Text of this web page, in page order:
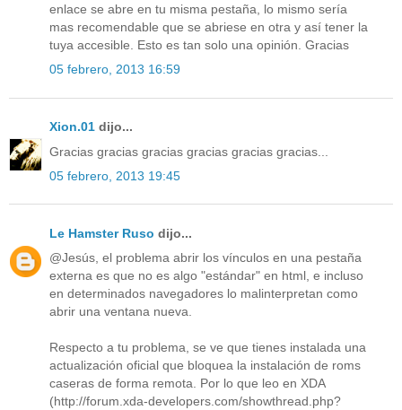
enlace se abre en tu misma pestaña, lo mismo sería
mas recomendable que se abriese en otra y así tener la
tuya accesible. Esto es tan solo una opinión. Gracias
05 febrero, 2013 16:59
Xion.01 dijo...
Gracias gracias gracias gracias gracias gracias...
05 febrero, 2013 19:45
Le Hamster Ruso dijo...
@Jesús, el problema abrir los vínculos en una pestaña
externa es que no es algo "estándar" en html, e incluso
en determinados navegadores lo malinterpretan como
abrir una ventana nueva.
Respecto a tu problema, se ve que tienes instalada una
actualización oficial que bloquea la instalación de roms
caseras de forma remota. Por lo que leo en XDA
(http://forum.xda-developers.com/showthread.php?